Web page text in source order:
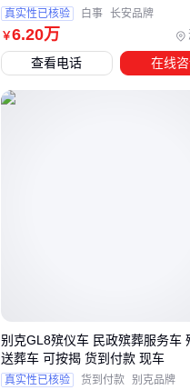
民俗习惯：部
值得注意的是，
在噪音控制和排
分体式移动
极端气候
￥6.20万
真实性已核验 白事 长安品牌
查看电话 在线
别克GL8殡仪车 民政殡葬服务车
送葬车 可按揭 货到付款 现车
真实性已核验 货到付款 别克品牌